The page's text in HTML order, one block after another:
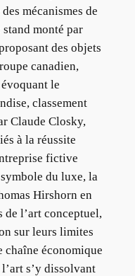
mécanismes de
monté par
des objets
canadien,
le
classement
Claude Closky,
à la réussite
fictive
du luxe, la
Hirshorn en
l’art conceptuel,
sur leurs limites
chaîne économique
s’y dissolvant